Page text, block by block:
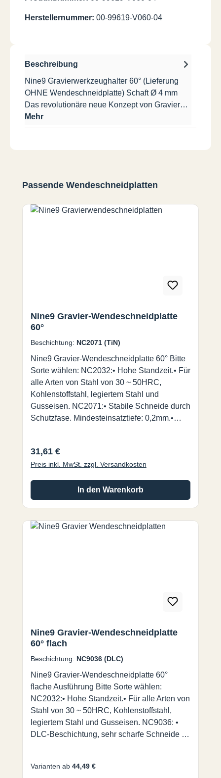
Herstellernummer: 00-99619-V060-04
Beschreibung
Nine9 Gravierwerkzeughalter 60° (Lieferung
OHNE Wendeschneidplatte) Schaft Ø 4 mm
Das revolutionäre neue Konzept von Gravier…
Mehr
Produktgalerie überspringen
Passende Wendeschneidplatten
Nine9 Gravier-Wendeschneidplatte
60°
Beschichtung: NC2071 (TiN)
Nine9 Gravier-Wendeschneidplatte 60° Bitte
Sorte wählen: NC2032:• Hohe Standzeit.• Für
alle Arten von Stahl von 30 ~ 50HRC,
Kohlenstoffstahl, legiertem Stahl und
Gusseisen. NC2071:• Stabile Schneide durch
Schutzfase. Mindesteinsatztiefe: 0,2mm.•
ALDURA Beschichtung, extrem
hitzebeständig bei
gehärteten Stahl bis zu 56HRC. NC9031:•
Hochpositive durchgehend geschliffene
Nicht-Eisen-Metall, wie Aluminium, Messing,
Regulärer Preis:
31,61 €
Preis inkl. MwSt. zzgl. Versandkosten
In den Warenkorb
Nine9 Gravier-Wendeschneidplatte
60° flach
Beschichtung: NC9036 (DLC)
Nine9 Gravier-Wendeschneidplatte 60°
flache Ausführung Bitte Sorte wählen:
NC2032:• Hohe Standzeit.• Für alle Arten von
Stahl von 30 ~ 50HRC, Kohlenstoffstahl,
legiertem Stahl und Gusseisen. NC9036: •
DLC-Beschichtung, sehr scharfe Schneide für
Kunststoff und Acryl. Nine9
Varianten ab 44,49 €